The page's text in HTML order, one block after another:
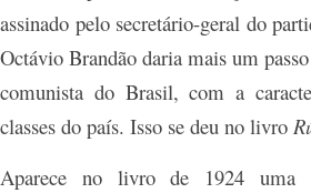
assinado pelo secretário-geral do
Octávio Brandão daria mais um
comunista do Brasil, com a
classes do país. Isso se deu no livro
Aparece no livro de 1924 uma